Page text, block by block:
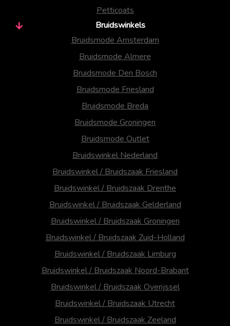
Petticoats
Bruidswinkels
Bruidsmode Amsterdam
Bruidsmode Almere
Bruidsmode Den Bosch
Bruidsmode Friesland
Bruidsmode Breda
Bruidsmode Groningen
Bruidsmode Outlet
Bruidswinkel Nederland
Bruidswinkel / Bruidszaak Friesland
Bruidswinkel / Bruidszaak Drenthe
Bruidswinkel / Bruidszaak Gelderland
Bruidswinkel / Bruidszaak Groningen
Bruidswinkel / Bruidszaak Zuid-Holland
Bruidswinkel / Bruidszaak Limburg
Bruidswinkel / Bruidszaak Noord-Brabant
Bruidswinkel / Bruidszaak Overijssel
Bruidswinkel / Bruidszaak Utrecht
Bruidswinkel / Bruidszaak Zeeland